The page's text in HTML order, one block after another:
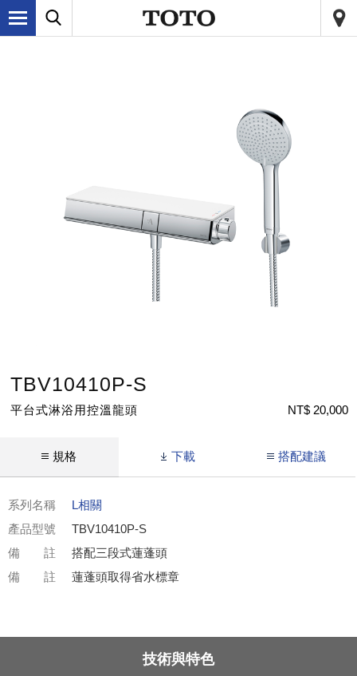
TBV10410P-S
平台式淋浴用控溫龍頭 NT$ 20,000
規格 下載 搭配建議
系列名稱
L相關
產品型號
TBV10410P-S
備 註
搭配三段式蓮蓬頭
備 註
蓮蓬頭取得省水標章
技術與特色